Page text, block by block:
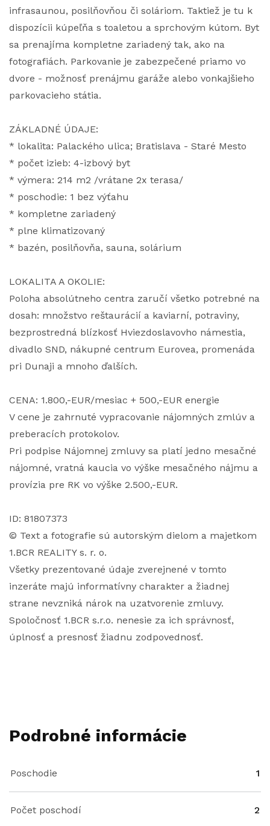
infrasaunou, posilňovňou či soláriom. Taktiež je tu k
dispozícii kúpeľňa s toaletou a sprchovým kútom. Byt
sa prenajíma kompletne zariadený tak, ako na
fotografiách. Parkovanie je zabezpečené priamo vo
dvore - možnosť prenájmu garáže alebo vonkajšieho
parkovacieho státia.
ZÁKLADNÉ ÚDAJE:
* lokalita: Palackého ulica; Bratislava - Staré Mesto
* počet izieb: 4-izbový byt
* výmera: 214 m2 /vrátane 2x terasa/
* poschodie: 1 bez výťahu
* kompletne zariadený
* plne klimatizovaný
* bazén, posilňovňa, sauna, solárium
LOKALITA A OKOLIE:
Poloha absolútneho centra zaručí všetko potrebné na
dosah: množstvo reštaurácií a kaviarní, potraviny,
bezprostredná blízkosť Hviezdoslavovho námestia,
divadlo SND, nákupné centrum Eurovea, promenáda
pri Dunaji a mnoho ďalších.
CENA: 1.800,-EUR/mesiac + 500,-EUR energie
V cene je zahrnuté vypracovanie nájomných zmlúv a
preberacích protokolov.
Pri podpise Nájomnej zmluvy sa platí jedno mesačné
nájomné, vratná kaucia vo výške mesačného nájmu a
provízia pre RK vo výške 2.500,-EUR.
ID: 81807373
© Text a fotografie sú autorským dielom a majetkom
1.BCR REALITY s. r. o.
Všetky prezentované údaje zverejnené v tomto
inzeráte majú informatívny charakter a žiadnej
strane nevzniká nárok na uzatvorenie zmluvy.
Spoločnosť 1.BCR s.r.o. nenesie za ich správnosť,
úplnosť a presnosť žiadnu zodpovednosť.
Podrobné informácie
Poschodie 1
Počet poschodí 2